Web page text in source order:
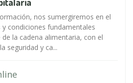
nos sumergiremos en el
condiciones fundamentales
la cadena alimentaria, con el
seguridad y ca...